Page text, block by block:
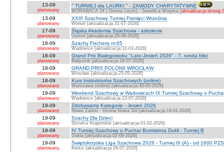
13-09
planowany
" TURNIEJ dla LAURKI " - ZAWODY CHARYTATYWNE
MORAWICA 24 ( Gmina Liszki) - Świetlica Wiejska [aktualizacja:dzisiaj
13-09
planowany
XXIII Szachowy Turniej Pamięci Września
Wieluń [aktualizacja:31-07-2026]
17-09
planowany
Śląska Akademia Szachowa - szkolenie
Ustroń [aktualizacja:28-06-2026]
18-09
planowany
Szachy Fischera nr.65
Wadowice [aktualizacja:31-03-2026]
18-09
planowany
Grand Prix Białegostoku "Lato-Jesień 2026" - 7. runda blitz
Białystok [aktualizacja:18-07-2026]
18-09
planowany
GRAND PRIX POLONII WROCŁAW
Wrocław [aktualizacja:25-05-2026]
18-09
planowany
Kurs Instruktorów Szachowych (online)
Warszawa (online) [aktualizacja:30-05-2026]
19-09
planowany
Weekend Szachowy w Wadowicach IX Turniej Szachowy o
Wadowice [aktualizacja:13-07-2026]
19-09
planowany
Zdobywamy Kategorie - Jesień 2026
Nowe Żabno - Gmina Nowa Sól [aktualizacja:18-01-2026]
19-09
planowany
Szachy Dla Dzieci
Strzelce Krajeńskie [aktualizacja:01-02-2026]
19-09
planowany
IV Turniej Szachowy o Puchar Burmistrza Dukli - Turniej B
Dukla [aktualizacja:02-06-2026]
19-09
planowany
Świętokrzyska Liga Szachowa 2026 - Turniej III (A) - od 1600
Kielce [aktualizacja:26-07-2026]